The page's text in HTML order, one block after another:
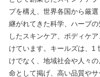
プを構え、世界各国から厳
継がれてきた科学、ハーブ
したスキンケア、ボディケ
けています。キールズは、1
けでなく、地域社会や⼈々
命として掲げ、⾼い品質や